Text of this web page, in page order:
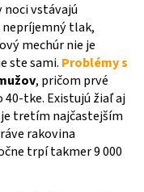
vstávajú
tlak,
mechúr nie je
ste sami. Problémy s
, pričom prvé
tke. Existujú žiaľ aj
je tretím najčastejším
rakovina
trpí takmer 9 000